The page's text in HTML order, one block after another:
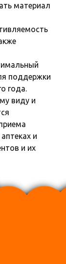
материал
поддержки
года.
виду и
и
и их